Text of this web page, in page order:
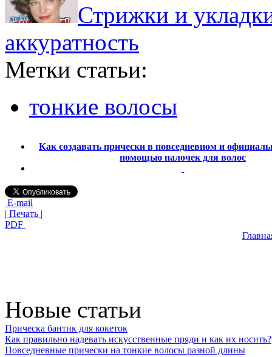
Стрижки и
аккуратность
Метки статьи:
тонкие волосы
Как создавать прически в повседневном и
помощью палочек для волос
E-mail
| Печать |
PDF
Новые статьи
Прическа бантик для кокеток
Как правильно надевать искусственные пряди и как их носить?
Повседневные прически на тонкие волосы разной длины